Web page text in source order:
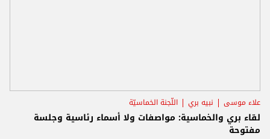
علاء موسى نبيه بري اللّجنة الخماسيّة
لقاء بري والخماسية: مواصفات ولا أسماء رئاسية وجلسة
مفتوحة